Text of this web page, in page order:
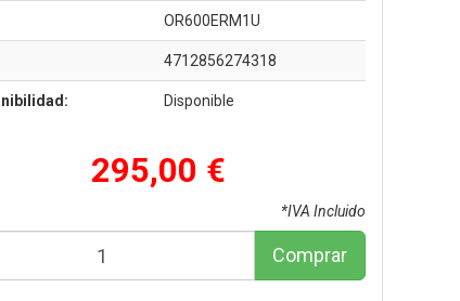
OR600ERM1U
4712856274318
Disponible
295,00 €
*IVA Incluido
Comprar